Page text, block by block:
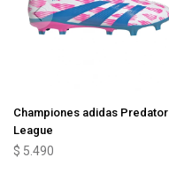
Championes adidas Predator
League
$ 5.490